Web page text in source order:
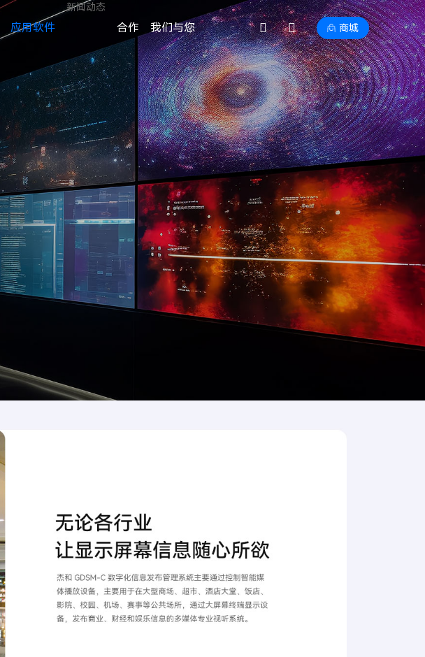
商城
应用软件
新闻动态
合作 我们与您